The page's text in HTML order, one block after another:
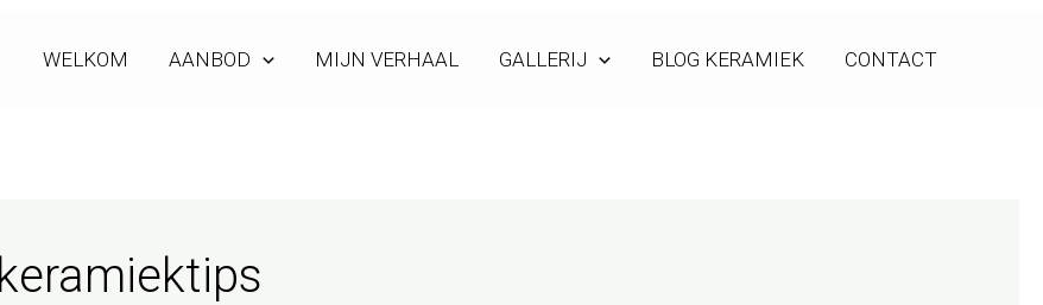
WELKOM AANBOD MIJN VERHAAL GALLERIJ BLOG KERAMIEK CONTACT
keramiektips